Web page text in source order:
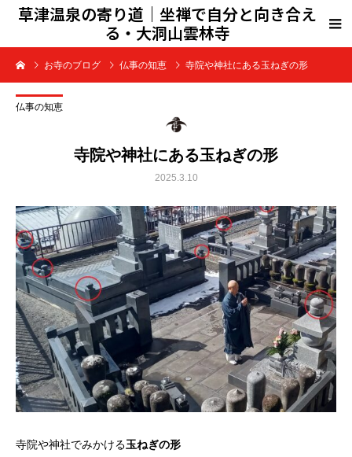
草津温泉の寄り道｜坐禅で自分と向き合え
る・大洞山雲林寺
お寺のブログ 仏事の知恵 寺院や神社にある玉ねぎの形
仏事の知恵
寺院や神社にある玉ねぎの形
2025.3.10
寺院や神社でみかける玉ねぎの形